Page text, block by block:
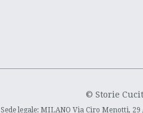
© Storie
Sede legale: MILANO Via Ciro Menotti, 29